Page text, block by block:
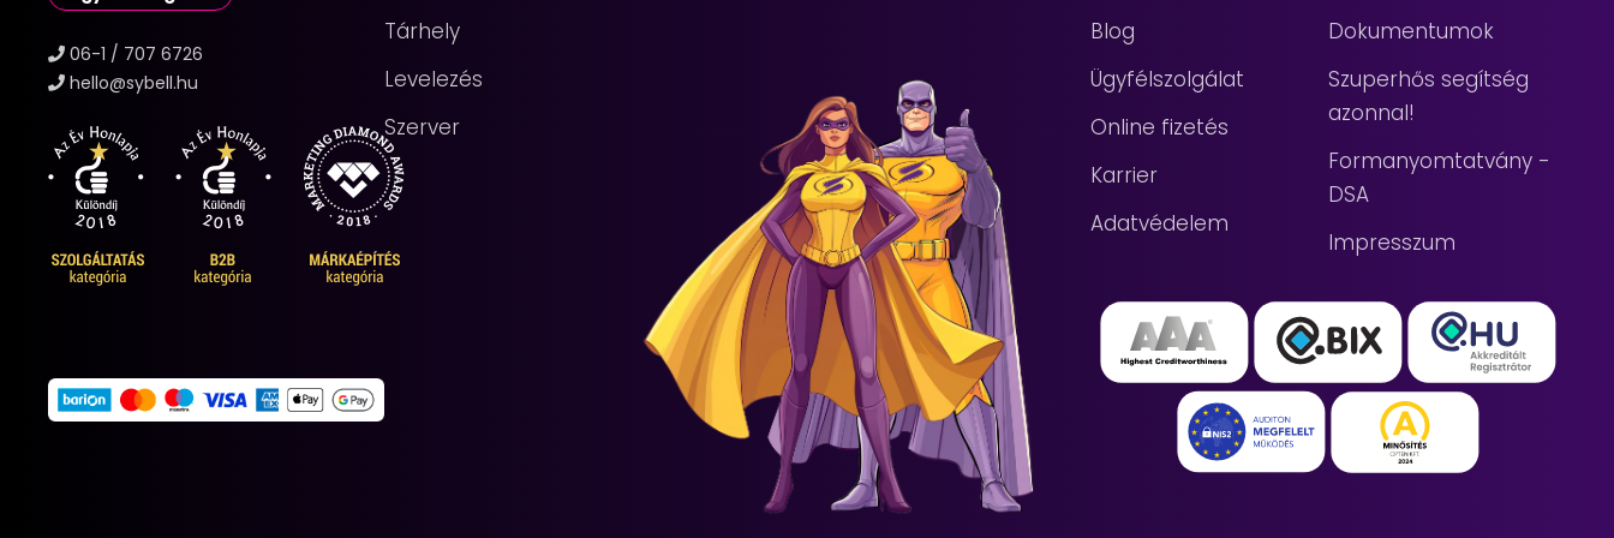
06-1 / 707 6726
hello@sybell.hu
Tárhely
Levelezés
Szerver
Blog
Ügyfélszolgálat
Online fizetés
Karrier
Adatvédelem
Dokumentumok
Szuperhős segítség
azonnal!
Formanyomtatvány -
DSA
Impresszum